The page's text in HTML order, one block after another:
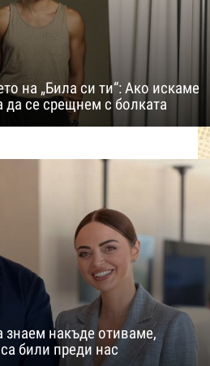
на „Била си ти“: Ако искаме
да се срещнем с болката
накъде отиваме,
били преди нас